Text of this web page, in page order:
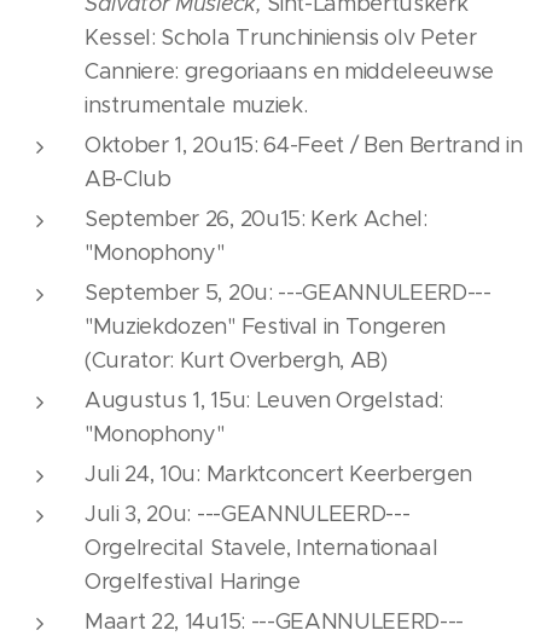
Kessel: Schola Trunchiniensis olv Peter
Canniere: gregoriaans en middeleeuwse
instrumentale muziek.
Oktober 1, 20u15: 64-Feet / Ben Bertrand in
AB-Club
September 26, 20u15: Kerk Achel:
"Monophony"
September 5, 20u: ---GEANNULEERD---
"Muziekdozen" Festival in Tongeren
(Curator: Kurt Overbergh, AB)
Augustus 1, 15u: Leuven Orgelstad:
"Monophony"
Juli 24, 10u: Marktconcert Keerbergen
Juli 3, 20u: ---GEANNULEERD---
Orgelrecital Stavele, Internationaal
Orgelfestival Haringe
Maart 22, 14u15: ---GEANNULEERD---